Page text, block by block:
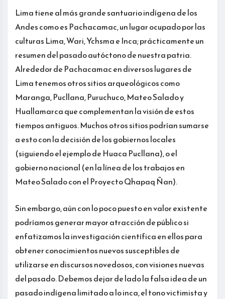
Lima tiene al más grande santuario indígena de los
Andes como es Pachacamac, un lugar ocupado por las
culturas Lima, Wari, Ychsma e Inca; prácticamente un
resumen del pasado autóctono de nuestra patria.
Alrededor de Pachacamac en diversos lugares de
Lima tenemos otros sitios arqueológicos como
Maranga, Pucllana, Puruchuco, Mateo Salado y
Huallamarca que complementan la visión de estos
tiempos antiguos. Muchos otros sitios podrían sumarse
a esto con la decisión de los gobiernos locales
(siguiendo el ejemplo de Huaca Pucllana), o el
gobierno nacional (en la línea de los trabajos en
Mateo Salado con el Proyecto Qhapaq Ñan).
Sin embargo, aún con lo poco puesto en valor existente
podríamos generar mayor atracción de público si
enfatizamos la investigación científica en ellos para
obtener conocimientos nuevos susceptibles de
utilizarse en discursos novedosos, con visiones nuevas
del pasado. Debemos dejar de lado la falsa idea de un
pasado indígena limitado a lo inca, el tono victimista y